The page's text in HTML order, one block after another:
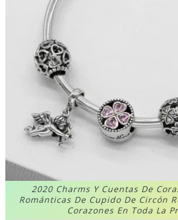
2020 Charms Y Cuentas De
Románticas De Cupido De Circón
Corazones En Toda La